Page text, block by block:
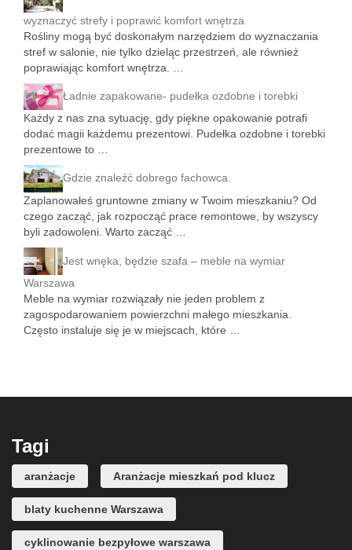
wyznaczyć strefy i poprawić komfort wnętrza
Rośliny mogą być doskonałym narzędziem do wyznaczania
stref w salonie, nie tylko dzieląc przestrzeń, ale również
poprawiając komfort wnętrza. …
Ładnie zapakowane- pudełka ozdobne i torebki
Każdy z nas zna sytuację, gdy piękne opakowanie potrafi
dodać magii każdemu prezentowi. Pudełka ozdobne i torebki
prezentowe to …
Gdzie znaleźć dobrego fachowca.
Zaplanowałeś gruntowne zmiany w Twoim mieszkaniu? Od
czego zacząć, jak rozpocząć prace remontowe, by wszyscy
byli zadowoleni. Warto zacząć …
Jest wnęka, będzie szafa – meble na wymiar
Warszawa
Meble na wymiar rozwiązały nie jeden problem z
zagospodarowaniem powierzchni małego mieszkania.
Często instaluje się je w miejscach, które …
Tagi
aranżacje Aranżacje mieszkań pod klucz
blaty kuchenne Warszawa
cyklinowanie bezpyłowe warszawa